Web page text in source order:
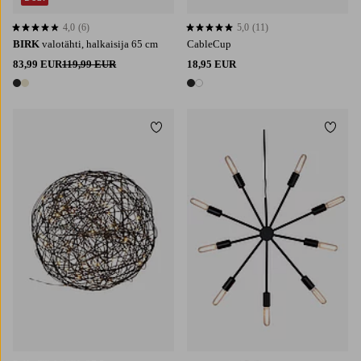
BIRK valotähti, halkaisija 65 cm
83,99 EUR119,99 EUR
2 värejä
4,0 perustuen 6 arvosanaan
4,0 (6)
CableCup
18,95 EUR
2 värejä
5,0 perustuen 11 arvosanaan
5,0 (11)
Lisää suosikkeihin Lisää